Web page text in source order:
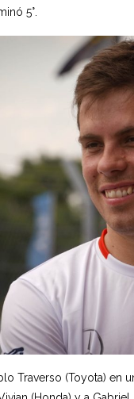
5°.
Traverso (Toyota) en